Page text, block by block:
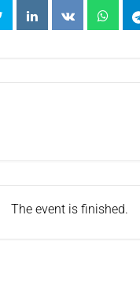
The event is finished.